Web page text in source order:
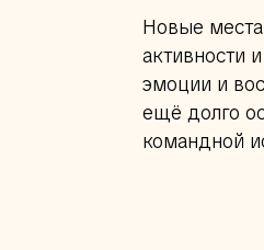
Новые
активности
эмоции и
ещё долго
командной